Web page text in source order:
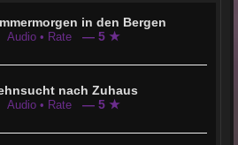
in den Bergen
Audio • Rate — 5 ★
nach Zuhaus
Audio • Rate — 5 ★